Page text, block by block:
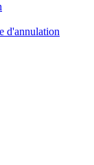
d'annulation